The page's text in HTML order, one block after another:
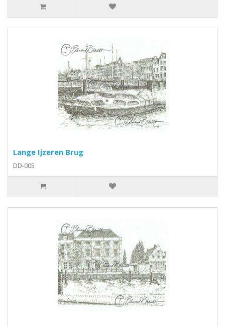
Lange Ijzeren Brug
DD-005